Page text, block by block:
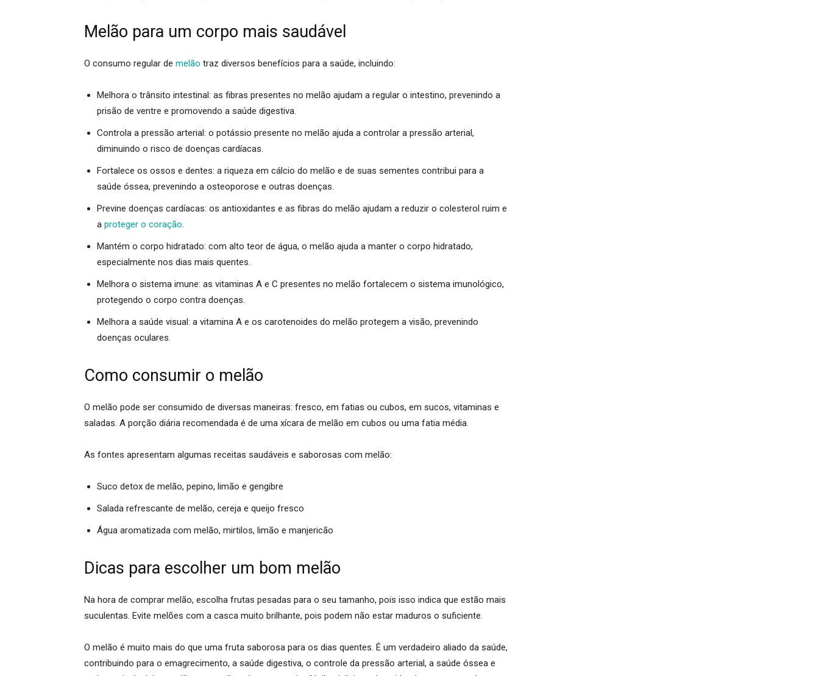
Melão para um corpo mais saudável
O consumo regular de melão traz diversos benefícios para a saúde, incluindo:
Melhora o trânsito intestinal: as fibras presentes no melão ajudam a regular o intestino, prevenindo a
prisão de ventre e promovendo a saúde digestiva.
Controla a pressão arterial: o potássio presente no melão ajuda a controlar a pressão arterial,
diminuindo o risco de doenças cardíacas.
Fortalece os ossos e dentes: a riqueza em cálcio do melão e de suas sementes contribui para a
saúde óssea, prevenindo a osteoporose e outras doenças.
Previne doenças cardíacas: os antioxidantes e as fibras do melão ajudam a reduzir o colesterol ruim e
a proteger o coração
Mantém o corpo hidratado: com alto teor de água, o melão ajuda a manter o corpo hidratado,
especialmente nos dias mais quentes.
Melhora o sistema imune: as vitaminas A e C presentes no melão fortalecem o sistema imunológico,
protegendo o corpo contra doenças.
Melhora a saúde visual: a vitamina A e os carotenoides do melão protegem a visão, prevenindo
doenças oculares.
Como consumir o melão
O melão pode ser consumido de diversas maneiras: fresco, em fatias ou cubos, em sucos, vitaminas e
saladas A porção diária recomendada é de uma xícara de melão em cubos ou uma fatia média.
As fontes apresentam algumas receitas saudáveis e saborosas com melão:
Suco detox de melão, pepino, limão e gengibre
Salada refrescante de melão, cereja e queijo fresco
Água aromatizada com melão, mirtilos, limão e manjericão
Dicas para escolher um bom melão
Na hora de comprar melão, escolha frutas pesadas para o seu tamanho, pois isso indica que estão mais
suculentas. Evite melões com a casca muito brilhante, pois podem não estar maduros o suficiente.
O melão é muito mais do que uma fruta saborosa para os dias quentes. É um verdadeiro aliado da saúde,
contribuindo para o emagrecimento, a saúde digestiva, o controle da pressão arterial, a saúde óssea e